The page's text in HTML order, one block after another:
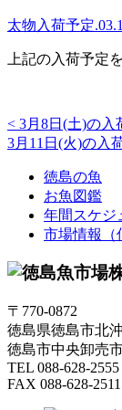
太物入荷予定
上記の入荷予定
< 3月8日(土)の入
3月11日(火)の入
徳島の魚
お魚図鑑
年間スケジ
市場情報（
〒770-0872
徳島県徳島市北
徳島市中央卸売
TEL 088-628-2555
FAX 088-628-2511